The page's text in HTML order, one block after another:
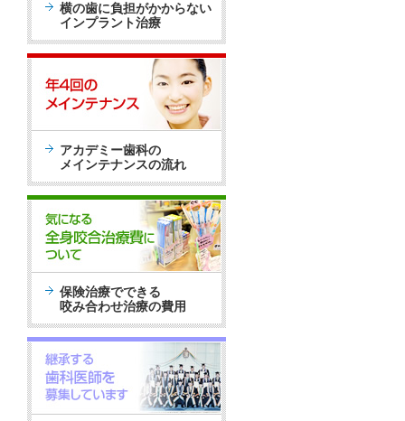
横の歯に負担がかからない
インプラント治療
アカデミー歯科の
メインテナンスの流れ
保険治療でできる
咬み合わせ治療の費用